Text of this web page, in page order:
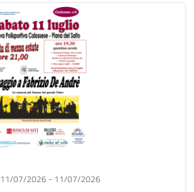
11/07/2026 - 11/07/2026